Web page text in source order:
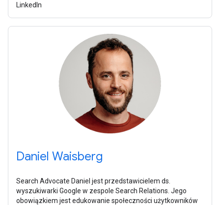
LinkedIn
Daniel Waisberg
Search Advocate Daniel jest przedstawicielem ds.
wyszukiwarki Google w zespole Search Relations. Jego
obowiązkiem jest edukowanie społeczności użytkowników